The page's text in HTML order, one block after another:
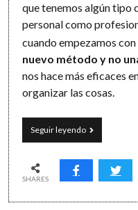
que tenemos algún tipo
personal como
cuando empezamos
nuevo método y no
nos hace más eficaces
organizar las cosas.
Seguir leyendoGTD:
subirse
primera
SHARES